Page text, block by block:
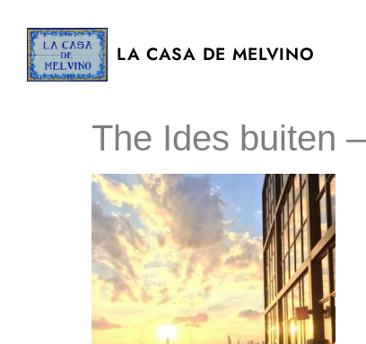
LA CASA DE MELVINO
The Ides buiten